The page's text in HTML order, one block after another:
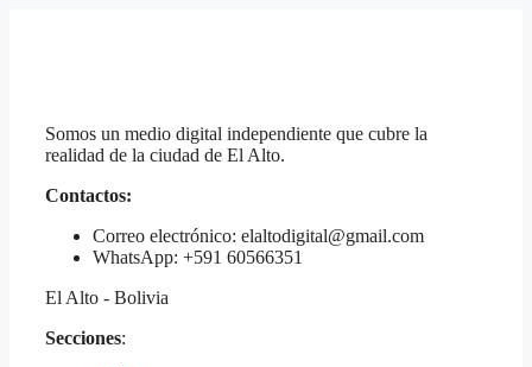
Somos un medio digital independiente que cubre la
realidad de la ciudad de El Alto.
Contactos:
Correo electrónico: elaltodigital@gmail.com
WhatsApp: +591 60566351
El Alto - Bolivia
Secciones: